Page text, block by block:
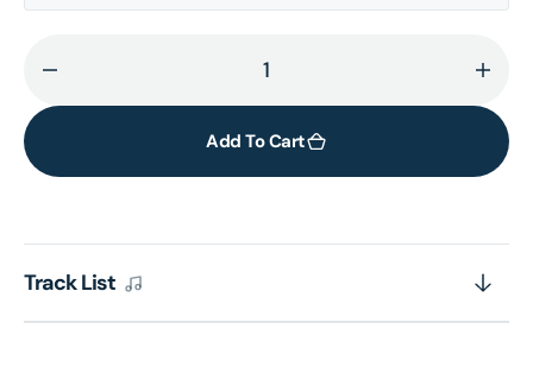
quantity
武
Vinyl)
for
武
Add To Cart
Track List